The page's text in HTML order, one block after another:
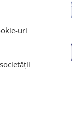
uri